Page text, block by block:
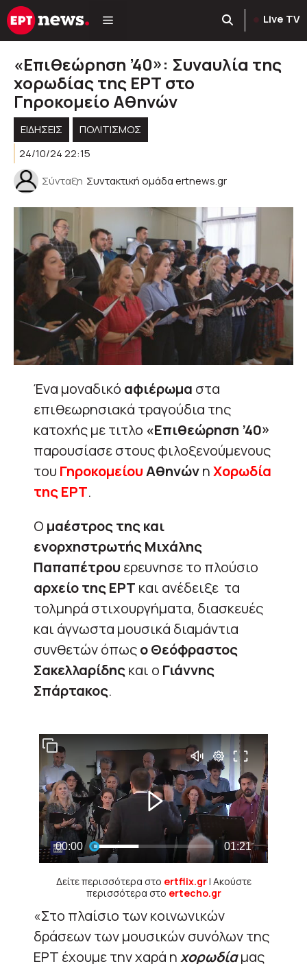
Μετάβαση
σε
Live TV
«Επιθεώρηση ’40»: Συναυλία της
χορωδίας της ΕΡΤ στο
Γηροκομείο Αθηνών
ΕΙΔΗΣΕΙΣ
ΠΟΛΙΤΙΣΜΟΣ
24/10/24 22:15
Σύνταξη Συντακτική ομάδα ertnews.gr
Ένα μοναδικό αφιέρωμα στα
επιθεωρησιακά τραγούδια της
κατοχής με τιτλο «Επιθεώρηση ’40»
παρουσίασε στους φιλοξενούμενους
του ΓηροκομείουΑθηνώνηXορωδία
της ΕΡΤ.
Ο μαέστρος της και
ενορχηστρωτής Μιχάλης
Παπαπέτρου ερευνησε το πλούσιο
αρχείο της ΕΡΤ και ανέδειξε τα
τολμηρά στιχουργήματα, διασκευές
και άγνωστα μουσικά διαμάντια
συνθετών όπωςο Θεόφραστος
Σακελλαρίδηςκαι ο Γιάννης
Σπάρτακος.
Δείτε περισσότερα στο ertflix.gr| Ακούστε
περισσότερα στο ertecho.gr
«Στο πλαίσιο των κοινωνικών
δράσεων των μουσικών συνόλων της
ΕΡΤ έχουμε την χαρά ηχορωδίαμας